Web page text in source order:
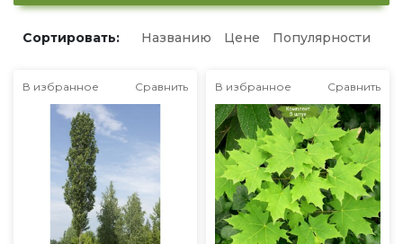
Сортировать: Названию Цене Популярности
В избранное Сравнить В избранное Сравнить